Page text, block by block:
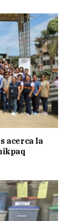
acerca la